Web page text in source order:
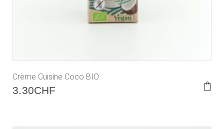
Crème Cuisine Coco BIO
3.30CHF